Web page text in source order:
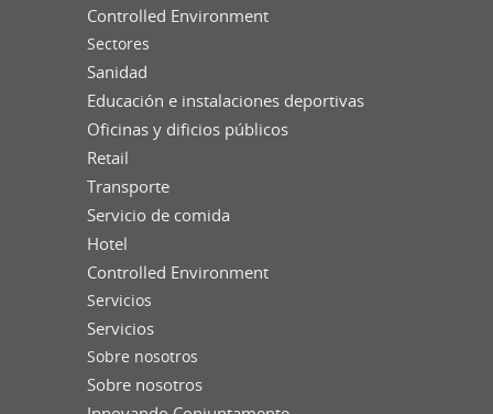
Controlled Environment
Sectores
Sanidad
Educación e instalaciones deportivas
Oficinas y dificios públicos
Retail
Transporte
Servicio de comida
Hotel
Controlled Environment
Servicios
Servicios
Sobre nosotros
Sobre nosotros